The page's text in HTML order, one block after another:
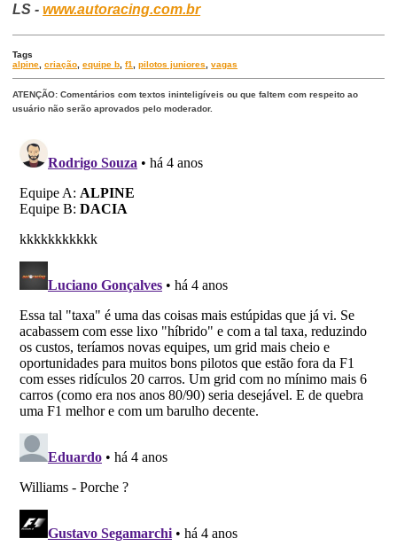
LS -www.autoracing.com.br
Tags
alpine ,criação ,equipe b ,f1 ,pilotos juniores ,vagas
ATENÇÃO: Comentários com textos ininteligíveis ou que faltem com respeito ao
usuário não serão aprovados pelo moderador.